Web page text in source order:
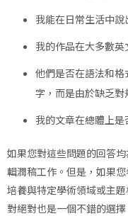
我能在日常生活中說
我的作品在大多數
他們是否在語法和
字，而是由於缺乏對
我的文章在總體上是
如果您對這些問題的回答
輯潤稿工作。但是，如果
培養與特定學術領域或主
對絕對也是一個不錯的選